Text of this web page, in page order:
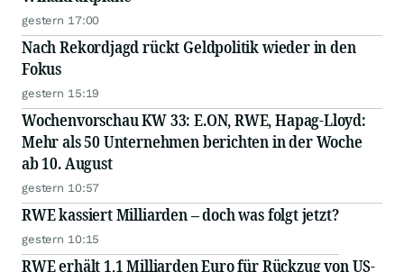
gestern 17:00
Nach Rekordjagd rückt Geldpolitik wieder in den
Fokus
gestern 15:19
Wochenvorschau KW 33: E.ON, RWE, Hapag-Lloyd:
Mehr als 50 Unternehmen berichten in der Woche
ab 10. August
gestern 10:57
RWE kassiert Milliarden – doch was folgt jetzt?
gestern 10:15
RWE erhält 1,1 Milliarden Euro für Rückzug von US-